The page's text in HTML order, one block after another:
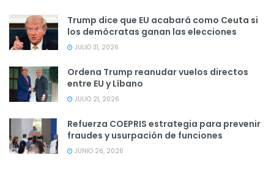
Trump dice que EU acabará como Ceuta si
los demócratas ganan las elecciones
JULIO 31, 2026
Ordena Trump reanudar vuelos directos
entre EU y Líbano
JULIO 21, 2026
Refuerza COEPRIS estrategia para prevenir
fraudes y usurpación de funciones
JUNIO 26, 2026